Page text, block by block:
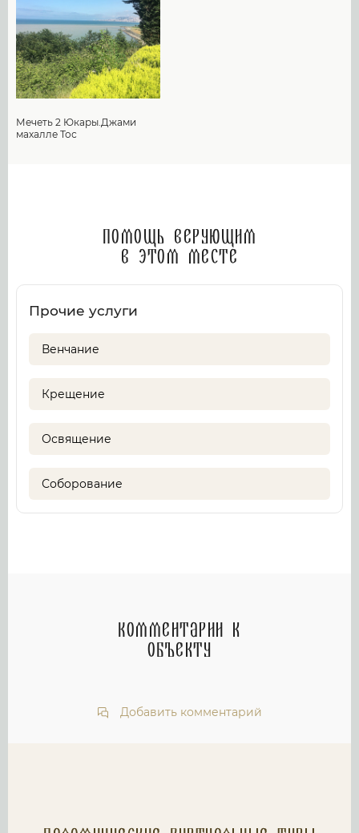
Мечеть 2 Юкары.Джами
махалле Тос
Помощь верующим
в этом месте
Прочие услуги
Венчание
Крещение
Освящение
Соборование
Комментарии к
объекту
Добавить комментарий